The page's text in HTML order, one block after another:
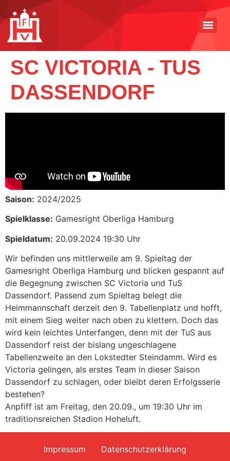
SC VICTORIA - TUS
DASSENDORF
Saison: 2024/2025
Spielklasse: Gamesright Oberliga Hamburg
Spieldatum: 20.09.2024 19:30 Uhr
Wir befinden uns mittlerweile am 9. Spieltag der
Gamesright Oberliga Hamburg und blicken gespannt auf
die Begegnung zwischen SC Victoria und TuS
Dassendorf. Passend zum Spieltag belegt die
Heimmannschaft derzeit den 9. Tabellenplatz und hofft,
mit einem Sieg weiter nach oben zu klettern. Doch das
wird kein leichtes Unterfangen, denn mit der TuS aus
Dassendorf reist der bislang ungeschlagene
Tabellenzweite an den Lokstedter Steindamm. Wird es
Victoria gelingen, als erstes Team in dieser Saison
Dassendorf zu schlagen, oder bleibt deren Erfolgsserie
bestehen?
Anpfiff ist am Freitag, den 20.09., um 19:30 Uhr im
traditionsreichen Stadion Hoheluft.
Impressum
Datenschutzerklärung